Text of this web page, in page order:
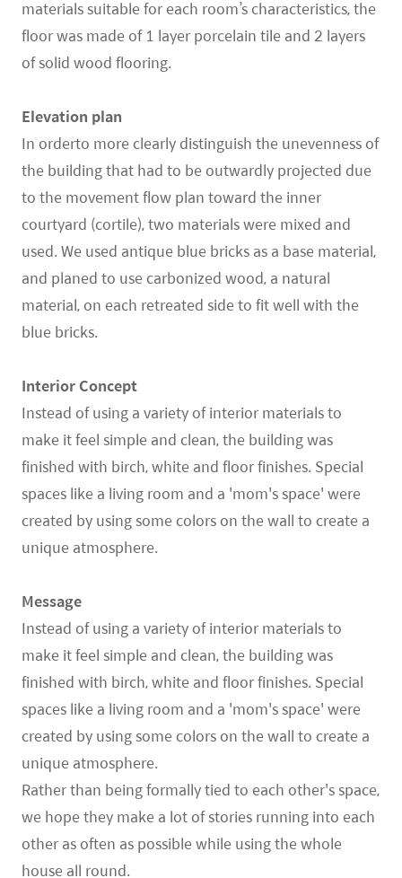
materials suitable for each room’s characteristics, the
floor was made of 1 layer porcelain tile and 2 layers
of solid wood flooring.
Elevation plan
In orderto more clearly distinguish the unevenness of
the building that had to be outwardly projected due
to the movement flow plan toward the inner
courtyard (cortile), two materials were mixed and
used. We used antique blue bricks as a base material,
and planed to use carbonized wood, a natural
material, on each retreated side to fit well with the
blue bricks.
Interior Concept
Instead of using a variety of interior materials to
make it feel simple and clean, the building was
finished with birch, white and floor finishes. Special
spaces like a living room and a 'mom's space' were
created by using some colors on the wall to create a
unique atmosphere.
Message
Instead of using a variety of interior materials to
make it feel simple and clean, the building was
finished with birch, white and floor finishes. Special
spaces like a living room and a 'mom's space' were
created by using some colors on the wall to create a
unique atmosphere.
Rather than being formally tied to each other's space,
we hope they make a lot of stories running into each
other as often as possible while using the whole
house all round.